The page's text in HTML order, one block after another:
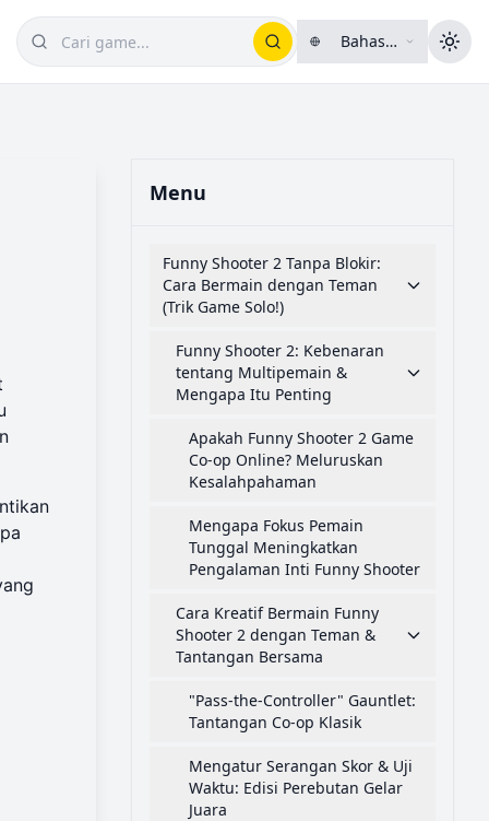
Bahasa
Indonesia
Menu
Funny Shooter 2 Tanpa Blokir:
Cara Bermain dengan Teman
(Trik Game Solo!)
Funny Shooter 2: Kebenaran
tentang Multipemain &
Mengapa Itu Penting
Apakah Funny Shooter 2 Game
Co-op Online? Meluruskan
Kesalahpahaman
Mengapa Fokus Pemain
Tunggal Meningkatkan
Pengalaman Inti Funny Shooter
Cara Kreatif Bermain Funny
Shooter 2 dengan Teman &
Tantangan Bersama
"Pass-the-Controller" Gauntlet:
Tantangan Co-op Klasik
Mengatur Serangan Skor & Uji
Waktu: Edisi Perebutan Gelar
Juara